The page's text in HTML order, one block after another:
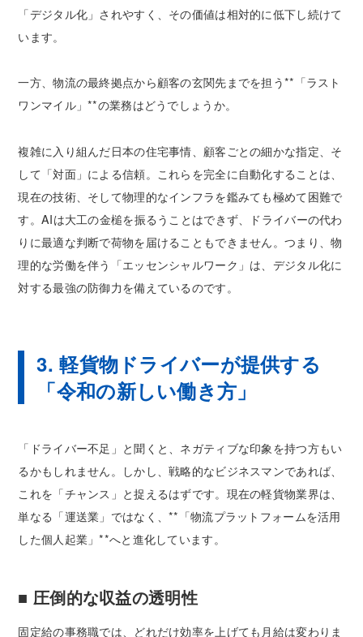
「デジタル化」されやすく、その価値は相対的に低下し続けて
います。
一方、物流の最終拠点から顧客の玄関先までを担う**「ラスト
ワンマイル」**の業務はどうでしょうか。
複雑に入り組んだ日本の住宅事情、顧客ごとの細かな指定、そ
して「対面」による信頼。これらを完全に自動化することは、
現在の技術、そして物理的なインフラを鑑みても極めて困難で
す。AIは大工の金槌を振るうことはできず、ドライバーの代わ
りに最適な判断で荷物を届けることもできません。つまり、物
理的な労働を伴う「エッセンシャルワーク」は、デジタル化に
対する最強の防御力を備えているのです。
3. 軽貨物ドライバーが提供する
「令和の新しい働き方」
「ドライバー不足」と聞くと、ネガティブな印象を持つ方もい
るかもしれません。しかし、戦略的なビジネスマンであれば、
これを「チャンス」と捉えるはずです。現在の軽貨物業界は、
単なる「運送業」ではなく、**「物流プラットフォームを活用
した個人起業」**へと進化しています。
■ 圧倒的な収益の透明性
固定給の事務職では、どれだけ効率を上げても月給は変わりま